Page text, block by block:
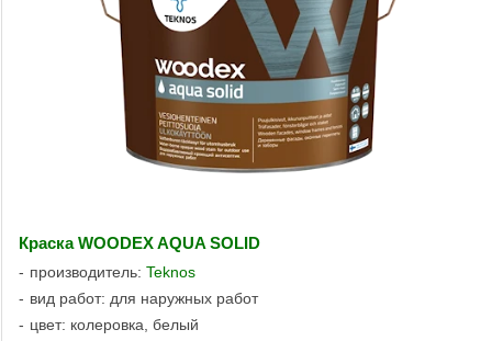
Краска WOODEX AQUA SOLID
производитель: Teknos
вид работ: для наружных работ
цвет: колеровка, белый